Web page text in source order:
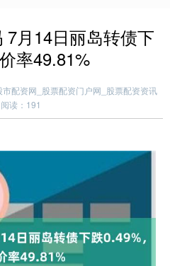
7月14日丽岛转债下
率49.81%
市配资网_股票配资门户网_股票配资资讯
阅读：191